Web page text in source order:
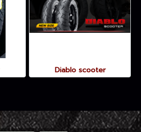
Diablo scooter